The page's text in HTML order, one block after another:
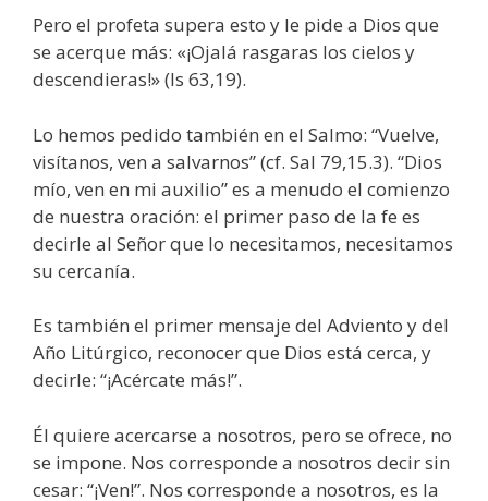
Pero el profeta supera esto y le pide a Dios que
se acerque más: «¡Ojalá rasgaras los cielos y
descendieras!» (Is 63,19).
Lo hemos pedido también en el Salmo: “Vuelve,
visítanos, ven a salvarnos” (cf. Sal 79,15.3). “Dios
mío, ven en mi auxilio” es a menudo el comienzo
de nuestra oración: el primer paso de la fe es
decirle al Señor que lo necesitamos, necesitamos
su cercanía.
Es también el primer mensaje del Adviento y del
Año Litúrgico, reconocer que Dios está cerca, y
decirle: “¡Acércate más!”.
Él quiere acercarse a nosotros, pero se ofrece, no
se impone. Nos corresponde a nosotros decir sin
cesar: “¡Ven!”. Nos corresponde a nosotros, es la